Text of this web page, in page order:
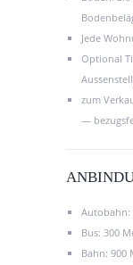
Jede
Optional
zum
—
Autobahn:
Bus: 300
Bahn: 900